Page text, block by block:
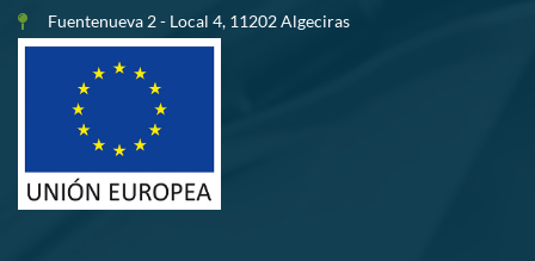
Fuentenueva 2 - Local 4, 11202 Algeciras